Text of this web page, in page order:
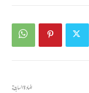
المادة السابقة